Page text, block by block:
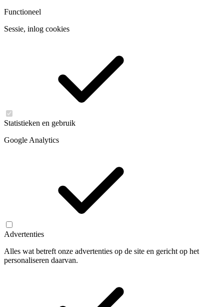
Functioneel
Sessie, inlog cookies
Statistieken en gebruik
Google Analytics
Advertenties
Alles wat betreft onze advertenties op de site en gericht op het
personaliseren daarvan.